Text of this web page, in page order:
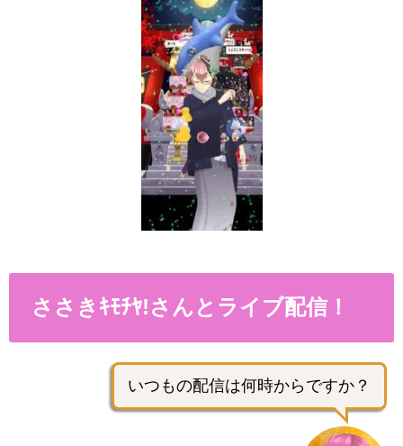
ささきｷﾓﾁﾔ!さんとライブ配信！
いつもの配信は何時からですか？